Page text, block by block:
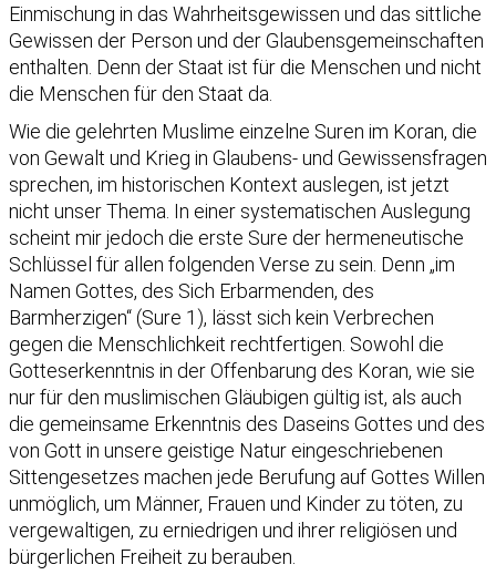
Einmischung in das Wahrheitsgewissen und das sittliche
Gewissen der Person und der Glaubensgemeinschaften
enthalten. Denn der Staat ist für die Menschen und nicht
die Menschen für den Staat da.
Wie die gelehrten Muslime einzelne Suren im Koran, die
von Gewalt und Krieg in Glaubens- und Gewissensfragen
sprechen, im historischen Kontext auslegen, ist jetzt
nicht unser Thema. In einer systematischen Auslegung
scheint mir jedoch die erste Sure der hermeneutische
Schlüssel für allen folgenden Verse zu sein. Denn „im
Namen Gottes, des Sich Erbarmenden, des
Barmherzigen“ (Sure 1), lässt sich kein Verbrechen
gegen die Menschlichkeit rechtfertigen. Sowohl die
Gotteserkenntnis in der Offenbarung des Koran, wie sie
nur für den muslimischen Gläubigen gültig ist, als auch
die gemeinsame Erkenntnis des Daseins Gottes und des
von Gott in unsere geistige Natur eingeschriebenen
Sittengesetzes machen jede Berufung auf Gottes Willen
unmöglich, um Männer, Frauen und Kinder zu töten, zu
vergewaltigen, zu erniedrigen und ihrer religiösen und
bürgerlichen Freiheit zu berauben.